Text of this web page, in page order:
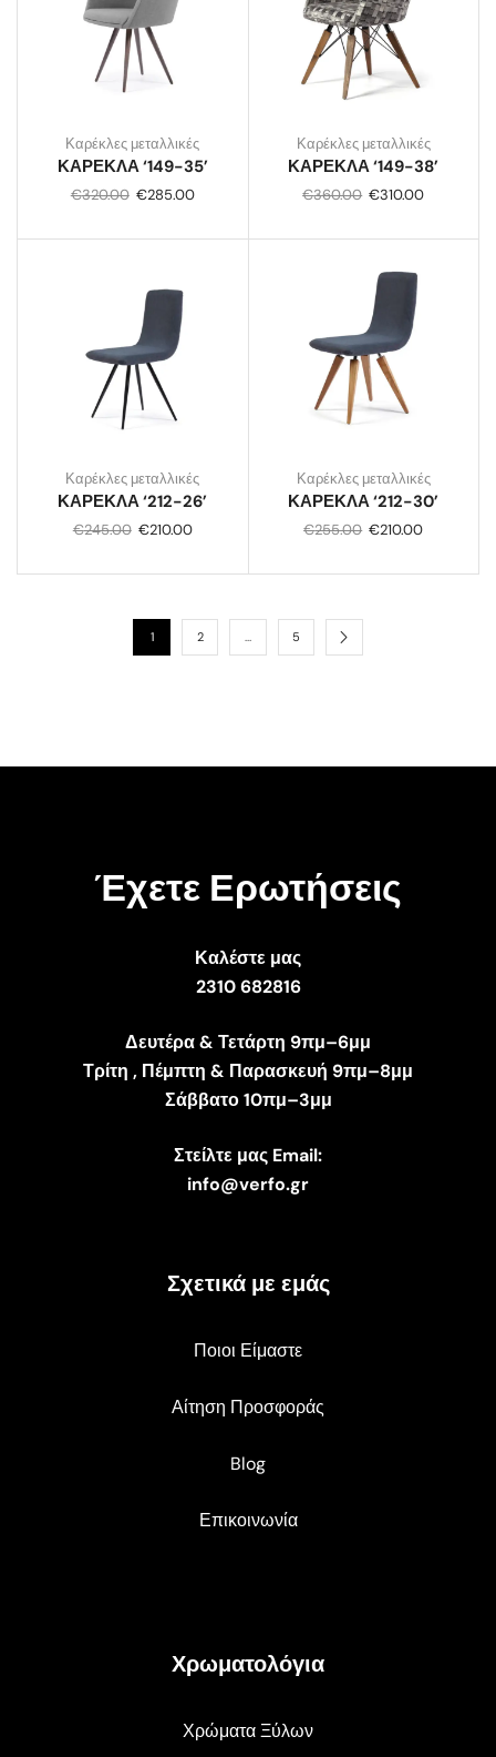
Καρέκλες μεταλλικές
ΚΑΡΕΚΛΑ ‘149-35’
€320.00 €285.00
Καρέκλες μεταλλικές
ΚΑΡΕΚΛΑ ‘149-38’
€360.00 €310.00
Καρέκλες μεταλλικές
ΚΑΡΕΚΛΑ ‘212-26’
€245.00 €210.00
Καρέκλες μεταλλικές
ΚΑΡΕΚΛΑ ‘212-30’
€255.00 €210.00
1 2 … 5
Έχετε Ερωτήσεις
Καλέστε μας
2310 682816
Δευτέρα & Τετάρτη 9πμ–6μμ
Τρίτη , Πέμπτη & Παρασκευή 9πμ–8μμ
Σάββατο 10πμ–3μμ
Στείλτε μας Email:
info@verfo.gr
Σχετικά με εμάς
Ποιοι Είμαστε
Αίτηση Προσφοράς
Blog
Επικοινωνία
Χρωματολόγια
Χρώματα Ξύλων